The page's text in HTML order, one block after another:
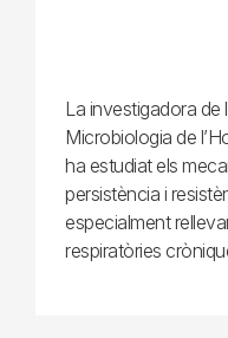
La investigadora de
Microbiologia de
ha estudiat els
persistència i
especialment
respiratòries